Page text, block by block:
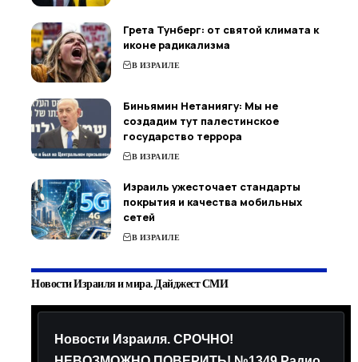
Грета Тунберг: от святой климата к
иконе радикализма
В ИЗРАИЛЕ
Биньямин Нетаниягу: Мы не
создадим тут палестинское
государство террора
В ИЗРАИЛЕ
Израиль ужесточает стандарты
покрытия и качества мобильных
сетей
В ИЗРАИЛЕ
Новости Израиля и мира. Дайджест СМИ